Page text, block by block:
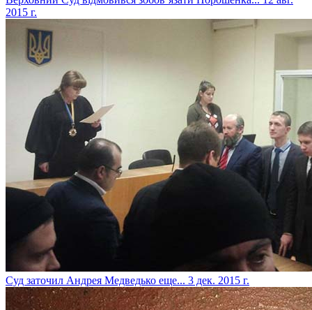
2015 г.
Суд заточил Андрея Медведько еще... 3 дек. 2015 г.